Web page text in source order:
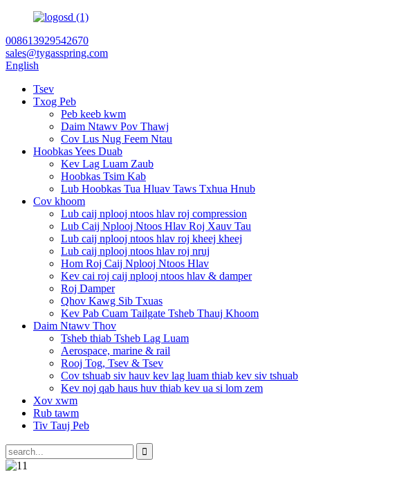
008613929542670
sales@tygasspring.com
English
Tsev
Txog Peb
Peb keeb kwm
Daim Ntawv Pov Thawj
Cov Lus Nug Feem Ntau
Hoobkas Yees Duab
Kev Lag Luam Zaub
Hoobkas Tsim Kab
Lub Hoobkas Tua Hluav Taws Txhua Hnub
Cov khoom
Lub caij nplooj ntoos hlav roj compression
Lub Caij Nplooj Ntoos Hlav Roj Xauv Tau
Lub caij nplooj ntoos hlav roj kheej kheej
Lub caij nplooj ntoos hlav roj nruj
Hom Roj Caij Nplooj Ntoos Hlav
Kev cai roj caij nplooj ntoos hlav & damper
Roj Damper
Qhov Kawg Sib Txuas
Kev Pab Cuam Tailgate Tsheb Thauj Khoom
Daim Ntawv Thov
Tsheb thiab Tsheb Lag Luam
Aerospace, marine & rail
Rooj Tog, Tsev & Tsev
Cov tshuab siv hauv kev lag luam thiab kev siv tshuab
Kev noj qab haus huv thiab kev ua si lom zem
Xov xwm
Rub tawm
Tiv Tauj Peb